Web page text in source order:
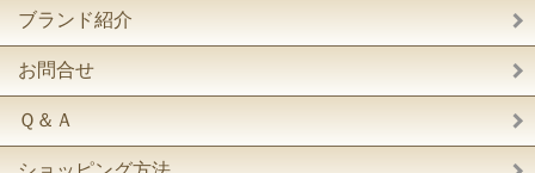
ブランド紹介
お問合せ
Ｑ＆Ａ